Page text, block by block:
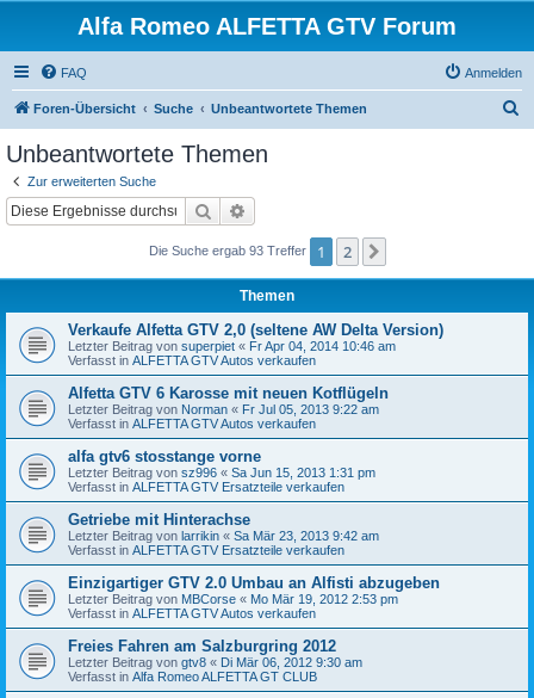
Alfa Romeo ALFETTA GTV Forum
FAQ Anmelden
Foren-Übersicht Suche Unbeantwortete Themen
Unbeantwortete Themen
Zur erweiterten Suche
Suche
Die Suche ergab 93 Treffer 1 2
Themen
Verkaufe Alfetta GTV 2,0 (seltene AW Delta Version)
Letzter Beitrag von superpiet « Fr Apr 04, 2014 10:46 am
Verfasst in ALFETTA GTV Autos verkaufen
Alfetta GTV 6 Karosse mit neuen Kotflügeln
Letzter Beitrag von Norman « Fr Jul 05, 2013 9:22 am
Verfasst in ALFETTA GTV Autos verkaufen
alfa gtv6 stosstange vorne
Letzter Beitrag von sz996 « Sa Jun 15, 2013 1:31 pm
Verfasst in ALFETTA GTV Ersatzteile verkaufen
Getriebe mit Hinterachse
Letzter Beitrag von larrikin « Sa Mär 23, 2013 9:42 am
Verfasst in ALFETTA GTV Ersatzteile verkaufen
Einzigartiger GTV 2.0 Umbau an Alfisti abzugeben
Letzter Beitrag von MBCorse « Mo Mär 19, 2012 2:53 pm
Verfasst in ALFETTA GTV Autos verkaufen
Freies Fahren am Salzburgring 2012
Letzter Beitrag von gtv8 « Di Mär 06, 2012 9:30 am
Verfasst in Alfa Romeo ALFETTA GT CLUB